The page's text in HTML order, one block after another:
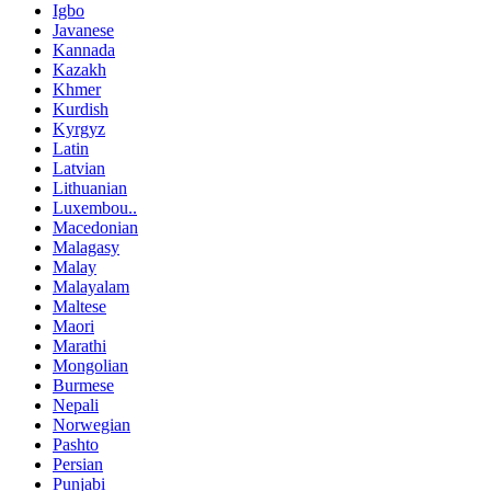
Igbo
Javanese
Kannada
Kazakh
Khmer
Kurdish
Kyrgyz
Latin
Latvian
Lithuanian
Luxembou..
Macedonian
Malagasy
Malay
Malayalam
Maltese
Maori
Marathi
Mongolian
Burmese
Nepali
Norwegian
Pashto
Persian
Punjabi